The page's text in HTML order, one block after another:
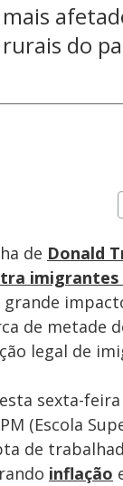
do
de Donald
imigrantes
de metade
legal de
sexta-feira
(Escola
de
inflação